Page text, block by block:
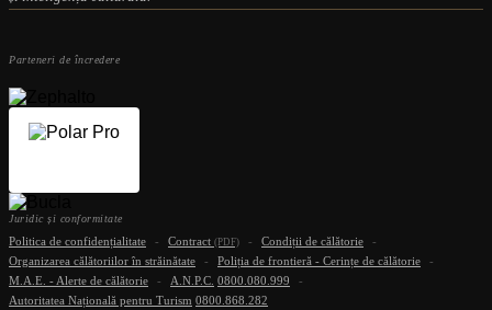
Parteneri de încredere
Juridic și conformitate
Politica de confidențialitate - Contract (PDF) - Condiții de călătorie
-
Organizarea călătoriilor în străinătate
- Poliția de frontieră - Cerințe de călătorie
-
M.A.E. - Alerte de călătorie
- A.N.P.C. 0800.080.999
-
Autoritatea Națională pentru Turism 0800.868.282